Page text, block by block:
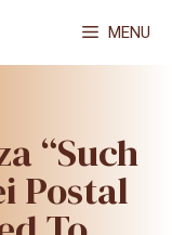
MENU
“Such
Postal